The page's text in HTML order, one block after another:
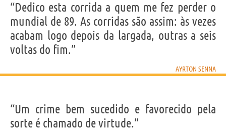
“Dedico esta corrida a quem me fez perder o
mundial de 89. As corridas são assim: às vezes
acabam logo depois da largada, outras a seis
voltas do fim.”
AYRTON SENNA
“Um crime bem sucedido e favorecido pela
sorte é chamado de virtude.”